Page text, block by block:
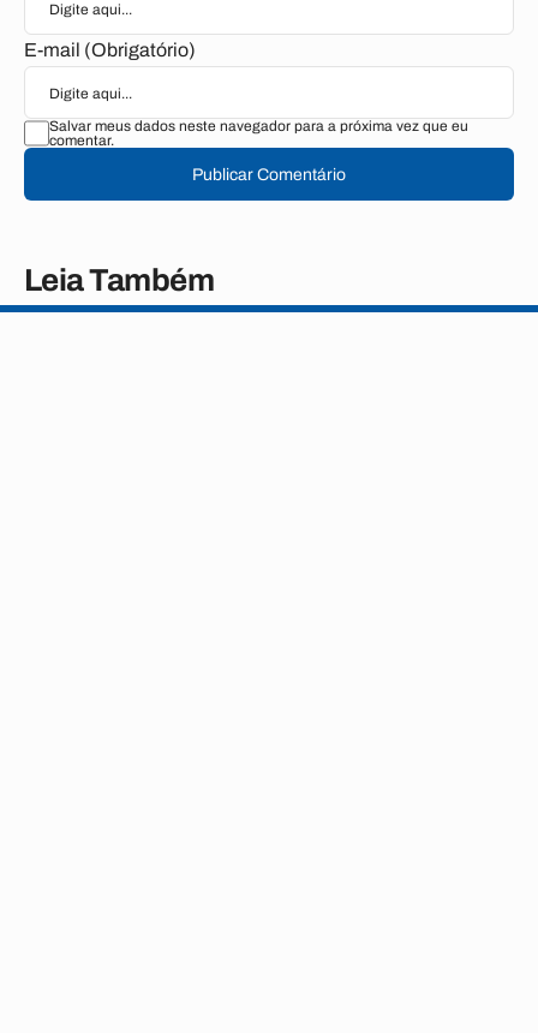
E-mail (Obrigatório)
Salvar meus dados neste navegador para a próxima vez que eu
comentar.
Publicar Comentário
Leia Também